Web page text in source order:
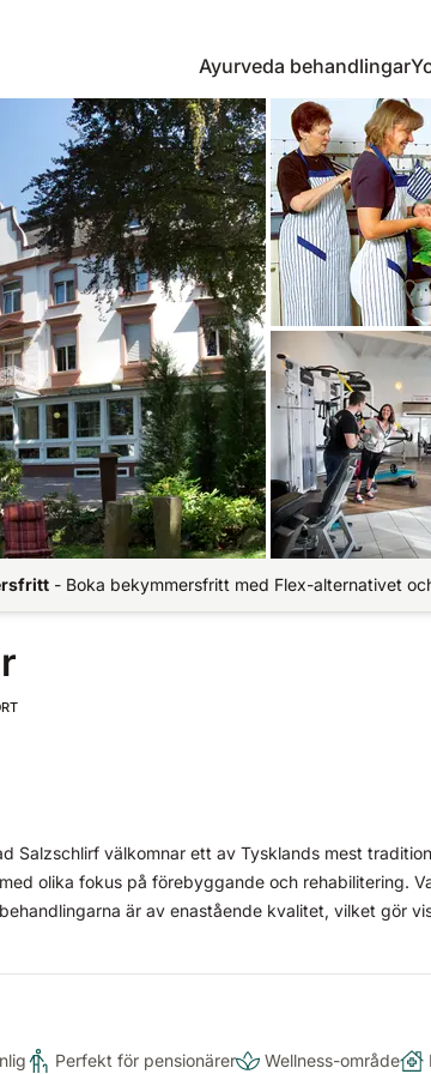
Ayurveda behandlingar
- Boka bekymmersfritt med Flex-alternativet
Salzschlirf välkomnar ett av Tysklands mest
olika fokus på förebyggande och rehabilitering.
är av enastående kvalitet, vilket gör
Perfekt för pensionärer Wellness-område